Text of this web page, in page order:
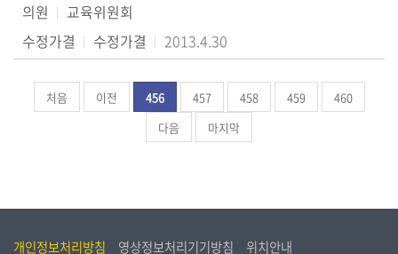
의원
교육위원회
수정가결
수정가결 2013.4.30
처음 이전 456 457 458 459
460
다음
마지막
개인정보처리방침 영상정보처리기기방침 위치안내